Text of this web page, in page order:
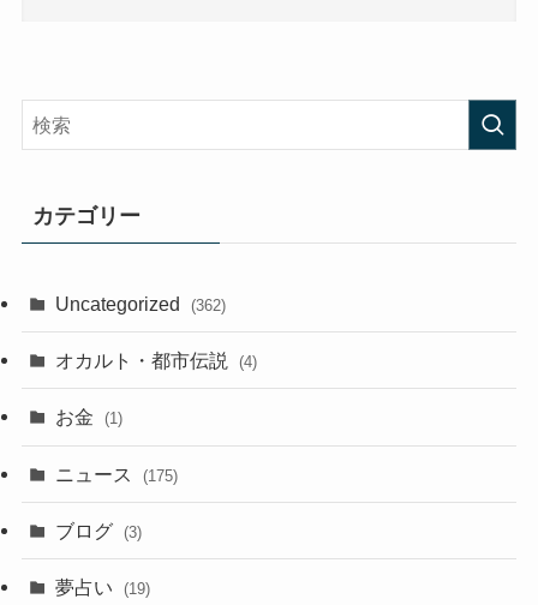
カテゴリー
Uncategorized (362)
オカルト・都市伝説 (4)
お金 (1)
ニュース (175)
ブログ (3)
夢占い (19)